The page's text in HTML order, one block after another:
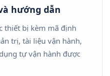
hướng dẫn
thiết bị kèm mã định
trị, tài liệu vận hành,
tự vận hành được